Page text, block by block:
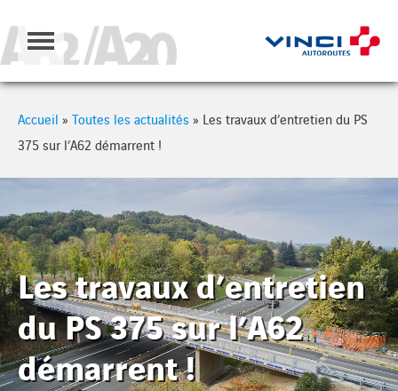
Accueil » Toutes les actualités » Les travaux d’entretien du PS
375 sur l’A62 démarrent !
Les travaux d’entretien
du PS 375 sur l’A62
démarrent !